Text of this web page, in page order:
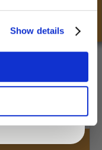
Show details
agreeing to our